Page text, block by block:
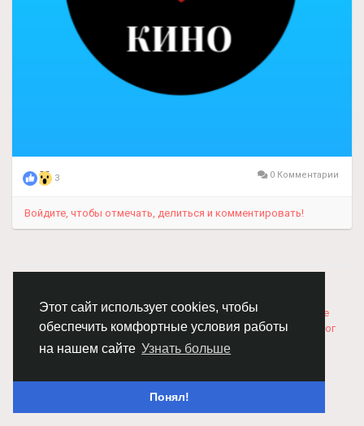
Этот сайт использует cookies, чтобы
обеспечить комфортные условия работы
на нашем сайте Узнать больше
Понял!
3 0 Комментарии
Войдите, чтобы отмечать, делиться и комментировать!
вакансию
Правила размещения статей О нас
Соглашение
Политика Конфиденциальности
Свяжитесь с нами Каталог